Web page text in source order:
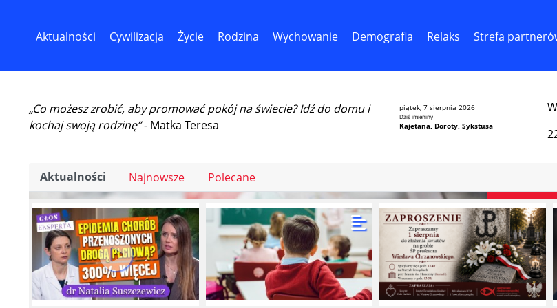
Aktualności Cywilizacja Życie Rodzina Wychowanie Demografia Relaks Strefa
„Co możesz zrobić, aby promować pokój na świecie? Idź do domu i
kochaj swoją rodzinę”- Matka Teresa
piątek, 7 sierpnia 2026
Dziś imieniny
Kajetana, Doroty, Sykstusa
Aktualności Najnowsze
Polecane
24.
Znacz­na